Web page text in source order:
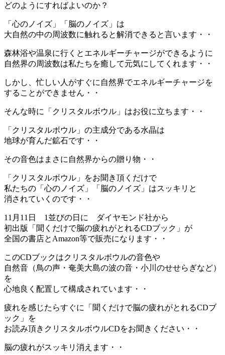
どのようにすればよいのか？
「心のノイズ」「脳のノイズ」は
大自然の中の周波数に触れると解消できると言います・・
森林浴や温泉に行くとエネルギーチャージができるように
自然界の周波数は私たちを癒して元気にしてくれます・・
しかし、忙しい人がすぐに自然界でエネルギーチャージを
することができません・・
そんな時に「クリスタルボウル」はお役に立ちます・・
「クリスタルボウル」の主成分である水晶は
地球が育んだ鉱石です・・
その音色はまさに自然界からの贈り物・・
「クリスタルボウル」をお聞き頂くだけで
私たちの「心のノイズ」「脳のノイズ」はスッキリと
消されていくのです・・
11月11日 1並びの日に ダイヤモンド社から
初出版「聞くだけで脳の疲れがとれるCDブック」が
全国の書店とAmazon等で販売になります・・
このCDブックはクリスタルボウルの音色や
自然音（鳥の声・奄美大島の波の音・小川のせせらぎなど）
を
心地良く配置して構成されています・・
疲れを感じたらすぐに「聞くだけで脳の疲れがとれるCDブ
ック」を
お読み頂きクリスタルボウルCDをお聞きください・・
脳の疲れがスッキリ消えます・・